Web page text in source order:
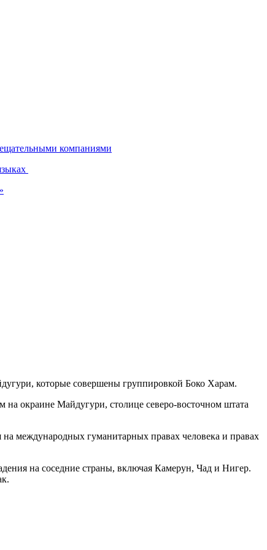
компаниями
которые совершены группировкой Боко Харам.
на окраине Майдугури, столице северо-восточном штата
международных гуманитарных правах человека и правах
на соседние страны, включая Камерун, Чад и Нигер.